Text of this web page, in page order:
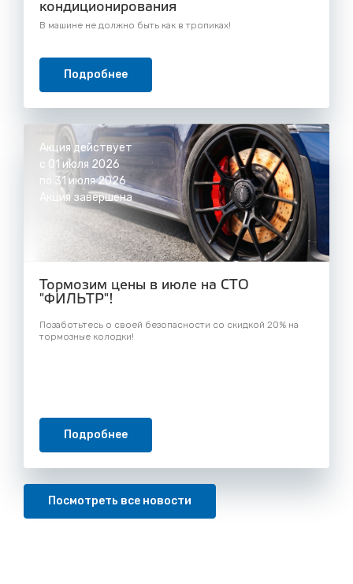
кондиционирования
В машине не должно быть как в тропиках!
Подробнее
Акция действует
с 01 июля 2026
по 31 июля 2026
Акция завершена
Тормозим цены в июле на СТО
"ФИЛЬТР"!
Позаботьтесь о своей безопасности со скидкой 20% на
тормозные колодки!
Подробнее
Посмотреть все новости